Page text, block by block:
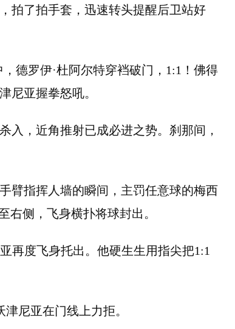
拍了拍手套，迅速转头提醒后卫站好
德罗伊·杜阿尔特穿裆破门，1:1！佛得
尼亚握拳怒吼。
入，近角推射已成必进之势。刹那间，
臂指挥人墙的瞬间，主罚任意球的梅西
右侧，飞身横扑将球封出。
再度飞身托出。他硬生生用指尖把1:1
尼亚在门线上力拒。